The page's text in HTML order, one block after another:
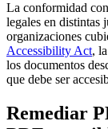
La conformidad
legales en distintas
organizaciones
Accessibility Act, la
los documentos
que debe ser
Remediar